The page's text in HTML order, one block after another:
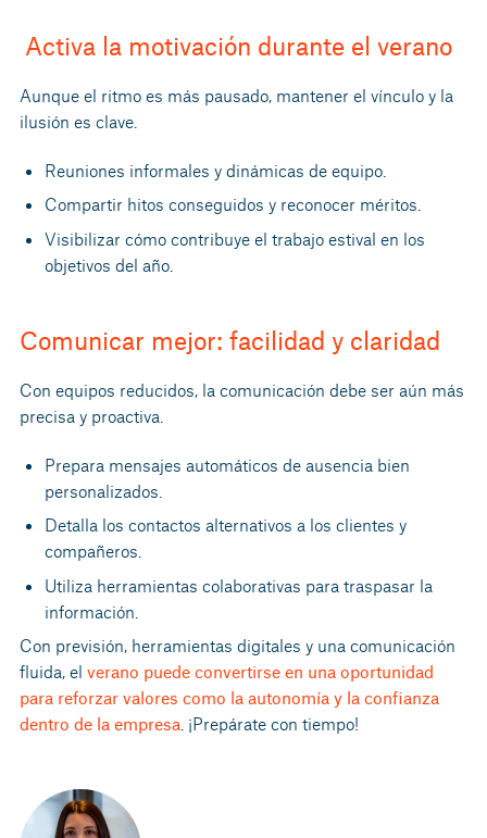
Activa la motivación durante el verano
Aunque el ritmo es más pausado, mantener el vínculo y la
ilusión es clave.
Reuniones informales y dinámicas de equipo.
Compartir hitos conseguidos y reconocer méritos.
Visibilizar cómo contribuye el trabajo estival en los
objetivos del año.
Comunicar mejor: facilidad y claridad
Con equipos reducidos, la comunicación debe ser aún más
precisa y proactiva.
Prepara mensajes automáticos de ausencia bien
personalizados.
Detalla los contactos alternativos a los clientes y
compañeros.
Utiliza herramientas colaborativas para traspasar la
información.
Con previsión, herramientas digitales y una comunicación
fluida, el verano puede convertirse en una oportunidad
para reforzar valores como la autonomía y la confianza
dentro de la empresa . ¡Prepárate con tiempo!